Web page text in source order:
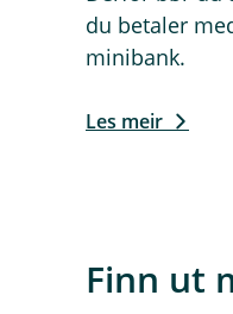
du betaler
minibank.
Les meir
Finn ut